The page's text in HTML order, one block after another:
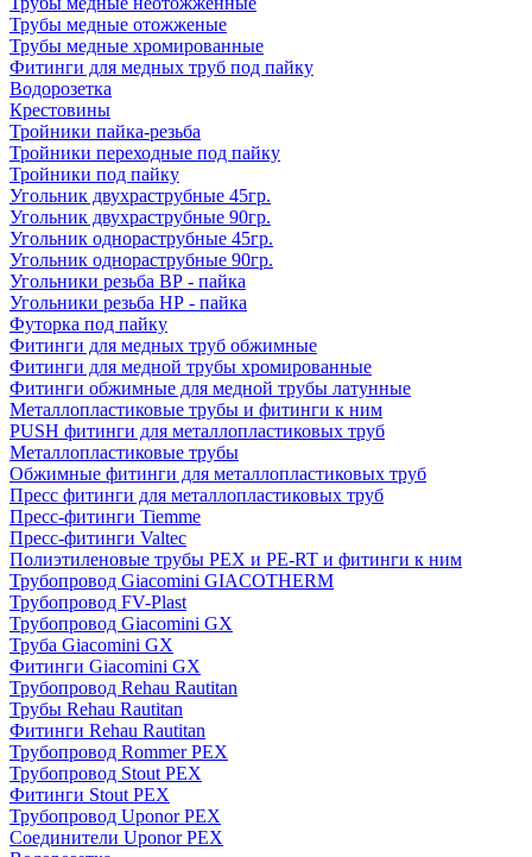
Трубы медные отожженые
Трубы медные хромированные
Фитинги для медных труб под пайку
Водорозетка
Крестовины
Тройники пайка-резьба
Тройники переходные под пайку
Тройники под пайку
Угольник двухраструбные 45гр.
Угольник двухраструбные 90гр.
Угольник однораструбные 45гр.
Угольник однораструбные 90гр.
Угольники резьба ВР - пайка
Угольники резьба НР - пайка
Футорка под пайку
Фитинги для медных труб обжимные
Фитинги для медной трубы хромированные
Фитинги обжимные для медной трубы латунные
Металлопластиковые трубы и фитинги к ним
PUSH фитинги для металлопластиковых труб
Металлопластиковые трубы
Обжимные фитинги для металлопластиковых труб
Пресс фитинги для металлопластиковых труб
Пресс-фитинги Tiemme
Пресс-фитинги Valtec
Полиэтиленовые трубы PEX и PE-RT и фитинги к ним
Трубопровод Giacomini GIACOTHERM
Трубопровод FV-Plast
Трубопровод Giacomini GX
Труба Giacomini GX
Фитинги Giacomini GX
Трубопровод Rehau Rautitan
Трубы Rehau Rautitan
Фитинги Rehau Rautitan
Трубопровод Rommer PEX
Трубопровод Stout PEX
Фитинги Stout PEX
Трубопровод Uponor PEX
Соединители Uponor PEX